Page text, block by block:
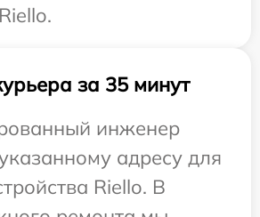
за 35 минут
инженер
адресу для
Riello. В